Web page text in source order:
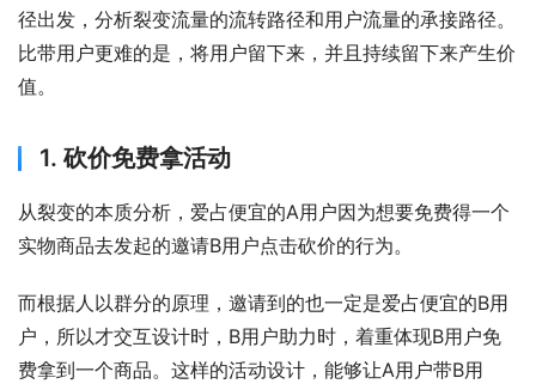
径出发，分析裂变流量的流转路径和用户流量的承接路径。
比带用户更难的是，将用户留下来，并且持续留下来产生价
值。
1. 砍价免费拿活动
从裂变的本质分析，爱占便宜的A用户因为想要免费得一个
实物商品去发起的邀请B用户点击砍价的行为。
而根据人以群分的原理，邀请到的也一定是爱占便宜的B用
户，所以才交互设计时，B用户助力时，着重体现B用户免
费拿到一个商品。这样的活动设计，能够让A用户带B用